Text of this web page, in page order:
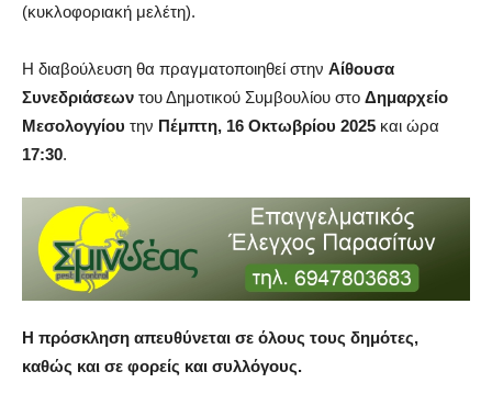
(κυκλοφοριακή μελέτη).
Η διαβούλευση θα πραγματοποιηθεί στην Αίθουσα
Συνεδριάσεων του Δημοτικού Συμβουλίου στο Δημαρχείο
Μεσολογγίου την Πέμπτη, 16 Οκτωβρίου 2025 και ώρα
17:30.
Η πρόσκληση απευθύνεται σε όλους τους δημότες,
καθώς και σε φορείς και συλλόγους.